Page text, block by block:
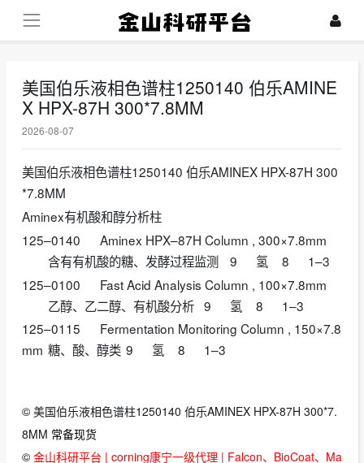
美国伯乐液相色谱柱1250140 伯乐AMINE
X HPX-87H 300*7.8MM
2026-08-07
美国伯乐液相色谱柱1250140 伯乐AMINEX HPX-87H 300
*7.8MM
Aminex有机酸和醇分析柱
125–0140
Aminex HPX–87H Column , 300×7.8mm
含有有机酸的糖、发酵过程监测
9 氢 8
1–3
125–0100
Fast Acid Analysis Column , 100×7.8mm
乙醇、乙二醇、有机酸分析 9 氢 8
1–3
125–0115
Fermentation Monitoring Column , 150×7.8
mm 糖、酸、醇类 9 氢 8 1–3
© 美国伯乐液相色谱柱1250140 伯乐AMINEX HPX-87H 300*7.
8MM 常备现货
© 金山科研平台 | corning康宁一级代理 | Falcon、BioCoat、Ma